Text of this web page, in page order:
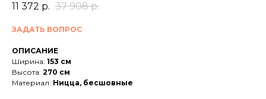
11 372 р. 37 908 р.
ЗАДАТЬ ВОПРОС
ОПИСАНИЕ
Ширина: 153 см
Высота: 270 см
Материал: Ницца, бесшовные